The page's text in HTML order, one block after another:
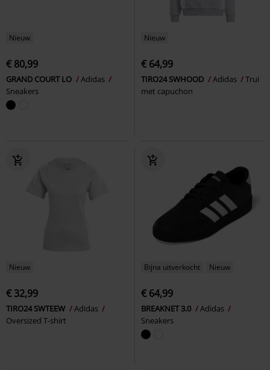
Nieuw
€ 80,99
GRAND COURT LO
Adidas
Sneakers
Nieuw
€ 64,99
TIRO24 SWHOOD Adidas
Trui
met capuchon
Nieuw
€ 32,99
TIRO24 SWTEEW
Adidas
Oversized T-shirt
Bijna uitverkocht Nieuw
€ 64,99
BREAKNET 3.0
Adidas
Sneakers